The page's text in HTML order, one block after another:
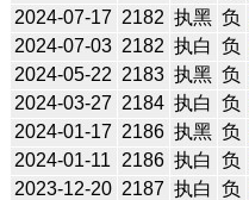
2024-07-17 2182 执黑 负
2024-07-03 2182 执白 负
2024-05-22 2183 执黑 负
2024-03-27 2184 执白 负
2024-01-17 2186 执黑 负
2024-01-11
2186 执白 负
2023-12-20 2187 执白 负